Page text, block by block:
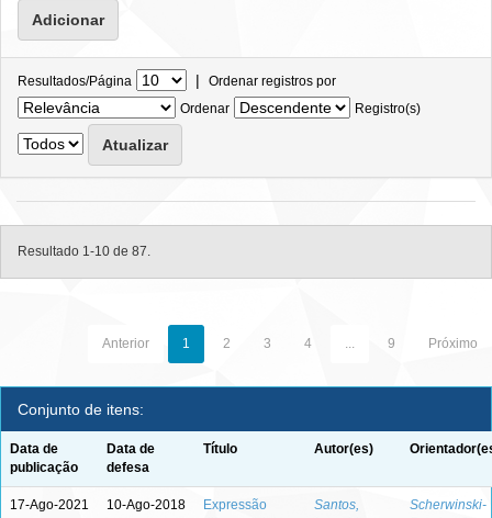
Resultados/Página | Ordenar registros por
Ordenar
Registro(s)
Resultado 1-10 de 87.
Anterior 1 2 3 4 ... 9 Próximo
Conjunto de itens:
Data de
publicação
Data de
defesa
Título Autor(es)
17-Ago-2021 10-Ago-2018
Expressão
Santos,
Scherwinski-